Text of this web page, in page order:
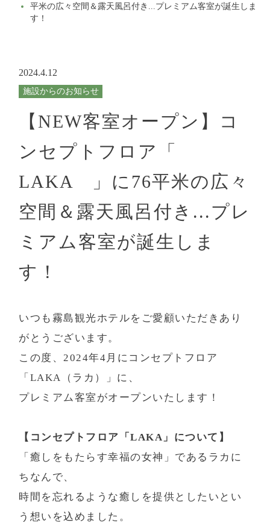
平米の広々空間＆露天風呂付き...プレミアム客室が誕生しま
す！
2024.4.12
施設からのお知らせ
【NEW客室オープン】コ
ンセプトフロア「
LAKA 」に76平米の広々
空間＆露天風呂付き...プレ
ミアム客室が誕生しま
す！
いつも霧島観光ホテルをご愛顧いただきあり
がとうございます。
この度、2024年4月にコンセプトフロア
「LAKA（ラカ）」に、
プレミアム客室がオープンいたします！
【コンセプトフロア「LAKA」について】
「癒しをもたらす幸福の女神」であるラカに
ちなんで、
時間を忘れるような癒しを提供としたいとい
う想いを込めました。
お電話からのご予約・お問い合わせはこちら
TEL:0995-78-2531
※ 週末は回線が混み合い繋がりにくい
※ 予約確認のお電話を予約専用コールセンター
（050-2018-6331）
- SANAスイート
FACILITIES
BANQUET/GROUP 宴会・団体
ACCESS アクセス
DAY TRIP 日帰り
SIGHTSEEING
愛犬と一緒に泊まれる宿D+KIRISHIMA
「AUBEGIO霧島観光ホテル」の離れとしてオー
プンした愛犬と一緒に泊まれる全4室の源泉かけ